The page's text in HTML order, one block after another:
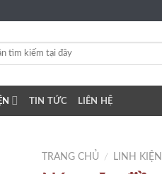
TIN TỨC LIÊN HỆ
TRANG CHỦ / LINH